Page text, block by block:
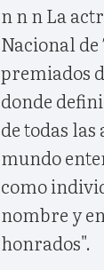
n n n La
Nacional
premiados
donde
de todas
mundo
como
nombre y
honrados".